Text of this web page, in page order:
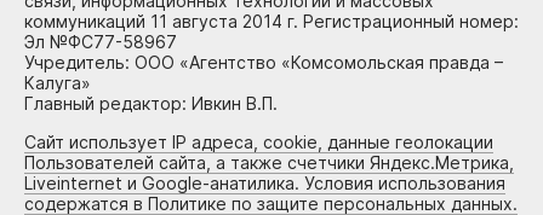
коммуникаций 11 августа 2014 г. Регистрационный номер:
Эл №ФС77-58967
Учредитель: ООО «Агентство «Комсомольская правда –
Калуга»
Главный редактор: Ивкин В.П.
Сайт использует IP адреса, cookie, данные геолокации
Пользователей сайта, а также счетчики Яндекс.Метрика,
Liveinternet и Google-анатилика. Условия использования
содержатся в Политике по защите персональных данных.